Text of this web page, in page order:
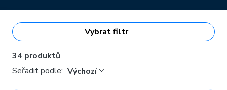
Vybrat filtr
34 produktů
Seřadit podle: Výchozí